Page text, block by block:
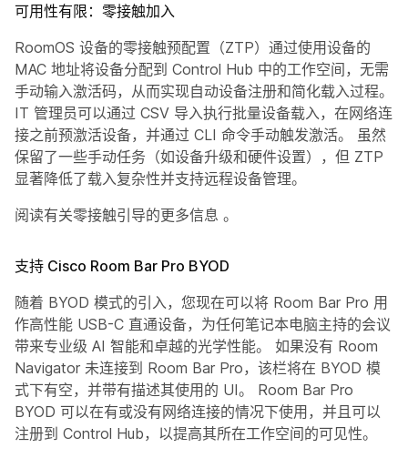
可用性有限：零接触加入
RoomOS 设备的零接触预配置（ZTP）通过使用设备的
MAC 地址将设备分配到 Control Hub 中的工作空间，无需
手动输入激活码，从而实现自动设备注册和简化载入过程。
IT 管理员可以通过 CSV 导入执行批量设备载入，在网络连
接之前预激活设备，并通过 CLI 命令手动触发激活。 虽然
保留了一些手动任务（如设备升级和硬件设置），但 ZTP
显著降低了载入复杂性并支持远程设备管理。
阅读有关零接触引导的更多信息 。
支持 Cisco Room Bar Pro BYOD
随着 BYOD 模式的引入，您现在可以将 Room Bar Pro 用
作高性能 USB-C 直通设备，为任何笔记本电脑主持的会议
带来专业级 AI 智能和卓越的光学性能。 如果没有 Room
Navigator 未连接到 Room Bar Pro，该栏将在 BYOD 模
式下有空，并带有描述其使用的 UI。 Room Bar Pro
BYOD 可以在有或没有网络连接的情况下使用，并且可以
注册到 Control Hub，以提高其所在工作空间的可见性。